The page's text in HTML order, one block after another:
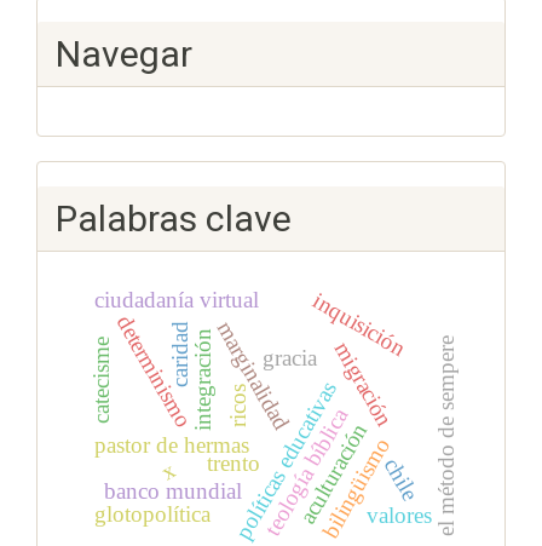
Navegar
Palabras clave
x políticas educativas
pastor de hermas
marginalidad
integración ricos
ciudadanía virtual
teología bíblica
banco mundial
migración
aculturación
bilingüismo
determinismo graciainquisición
caridad
chile
glotopolítica valores el método de sempere
catecisme
trento